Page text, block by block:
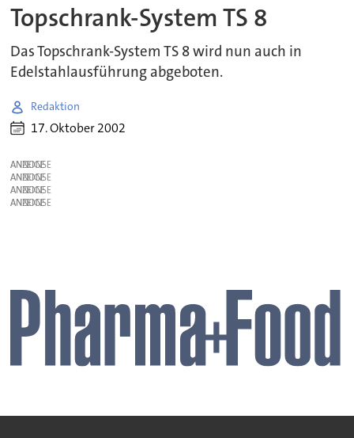
Topschrank-System TS 8
Das Topschrank-System TS 8 wird nun auch in
Edelstahlausführung abgeboten.
Redaktion
17. Oktober 2002
ANZEIGE
ANZEIGE
ANZEIGE
ANZEIGE